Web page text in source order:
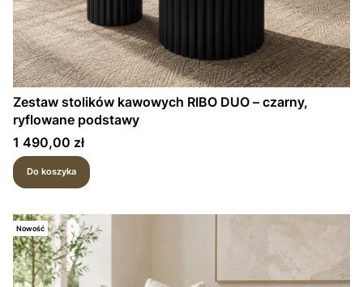
Zestaw stolików kawowych RIBO DUO – czarny,
ryflowane podstawy
Cena
1 490,00 zł
Do koszyka
Nowość